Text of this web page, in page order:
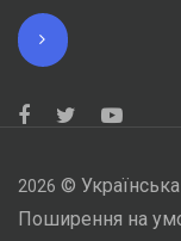
2026 ©
Поширення на